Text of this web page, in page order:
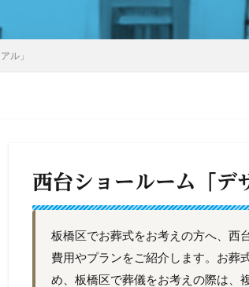
ル」
西台ショールーム「デ
板橋区でお葬式をお考えの方へ、
費用やプランをご紹介します。お葬
め、板橋区で葬儀をお考えの際は、